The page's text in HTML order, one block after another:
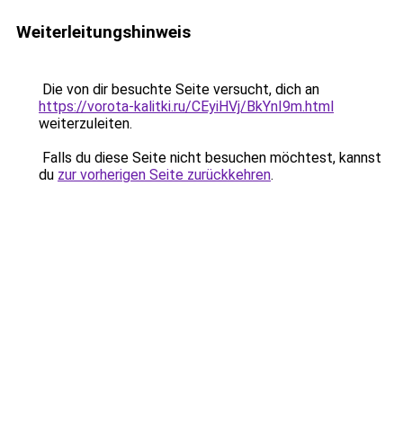
Weiterleitungshinweis
Die von dir besuchte Seite versucht, dich an
https://vorota-kalitki.ru/CEyiHVj/BkYnI9m.html
weiterzuleiten.
Falls du diese Seite nicht besuchen möchtest, kannst
du zur vorherigen Seite zurückkehren.